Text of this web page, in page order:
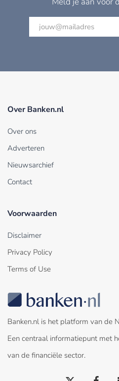
Over Banken.nl
Over ons
Adverteren
Nieuwsarchief
Contact
Voorwaarden
Disclaimer
Privacy Policy
Terms of Use
Banken.nl is het platform van de
Een centraal informatiepunt met
van de financiële sector.